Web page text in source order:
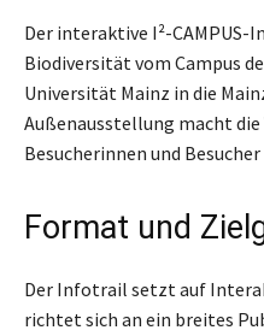
Der interaktive I²-
Biodiversität vom Campus
Universität Mainz in die
Außenausstellung macht
Besucherinnen und
Format und
Der Infotrail setzt auf
richtet sich an ein breites